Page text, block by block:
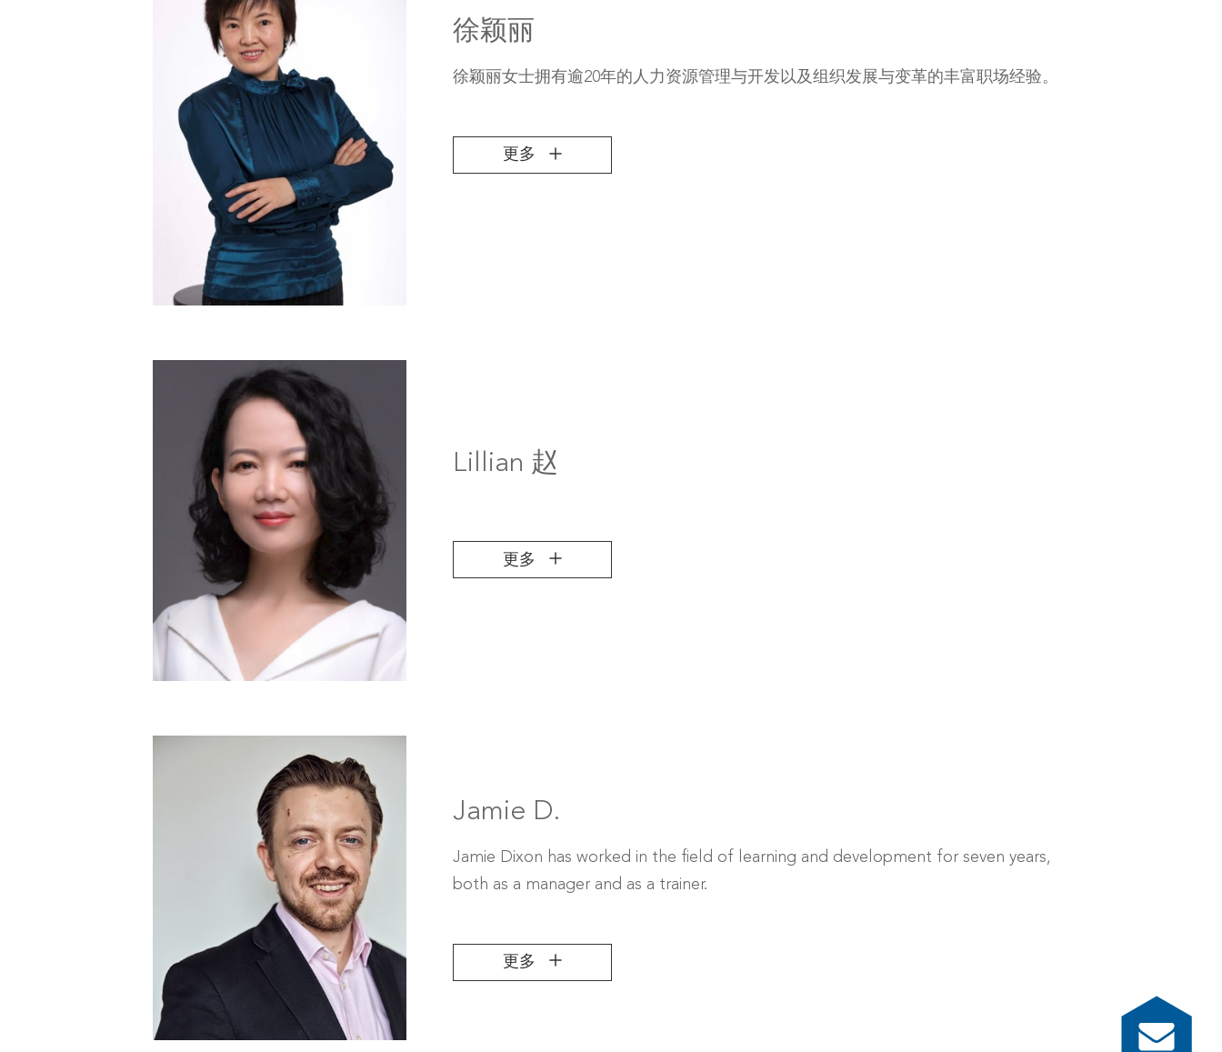
徐颖丽
徐颖丽女士拥有逾20年的人力资源管理与开发以及组织发展与变革的丰富职场经验。
更多
Lillian 赵
更多
Jamie D.
Jamie Dixon has worked in the field of learning and development for seven years,
both as a manager and as a trainer.
更多